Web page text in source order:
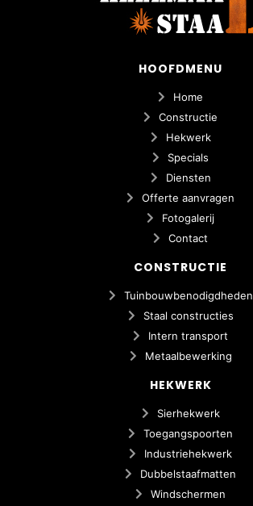
HOOFDMENU
Home
Constructie
Hekwerk
Specials
Diensten
Offerte aanvragen
Fotogalerij
Contact
CONSTRUCTIE
Tuinbouwbenodigdheden
Staal constructies
Intern transport
Metaalbewerking
HEKWERK
Sierhekwerk
Toegangspoorten
Industriehekwerk
Dubbelstaafmatten
Windschermen